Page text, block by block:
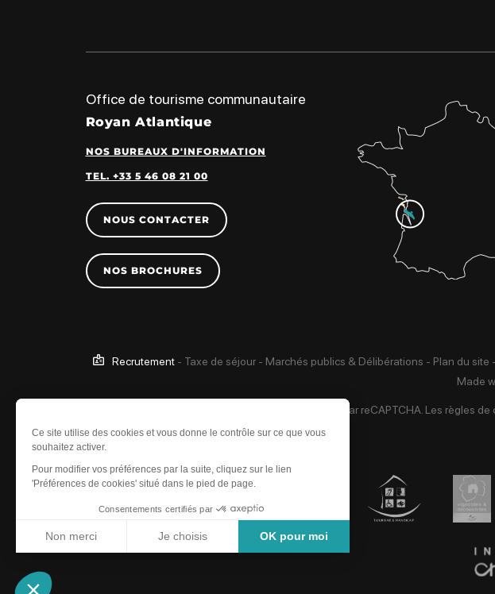
Office de tourisme communautaire
Royan Atlantique
NOS BUREAUX D'INFORMATION
TEL. +33 5 46 08 21 00
NOUS CONTACTER
NOS BROCHURES
Recrutement - Taxe de séjour - Marchés publics & Délibérations - Plan du site -
Made
Ce site est protégé par reCAPTCHA. Les règles de